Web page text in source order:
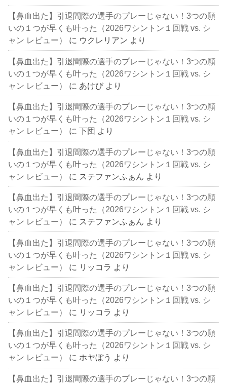
【鼻血出た】引退間際の選手のプレーじゃない！3つの願
いの１つが早くも叶った（2026ワシントン１回戦 vs. シ
ャン レビュー）
に ウクレリアン より
【鼻血出た】引退間際の選手のプレーじゃない！3つの願
いの１つが早くも叶った（2026ワシントン１回戦 vs. シ
ャン レビュー）
に あけび より
【鼻血出た】引退間際の選手のプレーじゃない！3つの願
いの１つが早くも叶った（2026ワシントン１回戦 vs. シ
ャン レビュー）
に下団 より
【鼻血出た】引退間際の選手のプレーじゃない！3つの願
いの１つが早くも叶った（2026ワシントン１回戦 vs. シ
ャン レビュー）
に ステファンふぁん より
【鼻血出た】引退間際の選手のプレーじゃない！3つの願
いの１つが早くも叶った（2026ワシントン１回戦 vs. シ
ャン レビュー）
に ステファンふぁん より
【鼻血出た】引退間際の選手のプレーじゃない！3つの願
いの１つが早くも叶った（2026ワシントン１回戦 vs. シ
ャン レビュー）
に リッコラ より
【鼻血出た】引退間際の選手のプレーじゃない！3つの願
いの１つが早くも叶った（2026ワシントン１回戦 vs. シ
ャン レビュー）
に リッコラ より
【鼻血出た】引退間際の選手のプレーじゃない！3つの願
いの１つが早くも叶った（2026ワシントン１回戦 vs. シ
ャン レビュー）
に ホヤぼう より
【鼻血出た】引退間際の選手のプレーじゃない！3つの願